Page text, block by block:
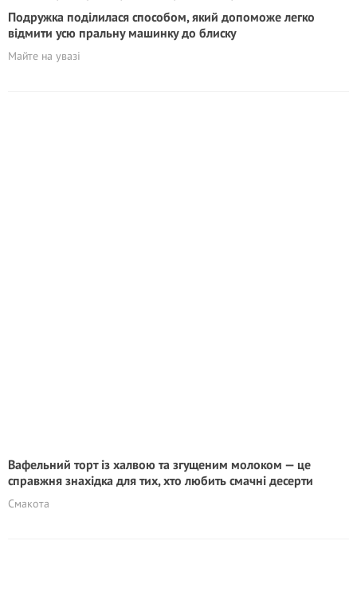
Подружка поділилася способом, який допоможе легко
відмити усю пральну машинку до блиску
Майте на увазі
Вафельний торт із халвою та згущеним молоком — це
справжня знахідка для тих, хто любить смачні десерти
Смакота